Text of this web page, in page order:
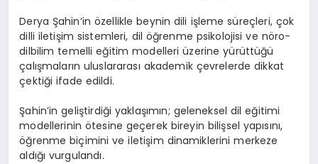
Derya Şahin’in özellikle beynin dili işleme süreçleri, çok
dilli iletişim sistemleri, dil öğrenme psikolojisi ve nöro-
dilbilim temelli eğitim modelleri üzerine yürüttüğü
çalışmaların uluslararası akademik çevrelerde dikkat
çektiği ifade edildi.
Şahin’in geliştirdiği yaklaşımın; geleneksel dil eğitimi
modellerinin ötesine geçerek bireyin bilişsel yapısını,
öğrenme biçimini ve iletişim dinamiklerini merkeze
aldığı vurgulandı.